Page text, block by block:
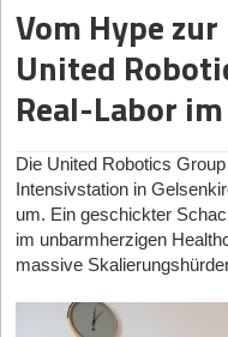
Vom Hype
United
Real-Labor
Die United Robotics
Intensivstation in
um. Ein geschickter
im unbarmherzigen
massive